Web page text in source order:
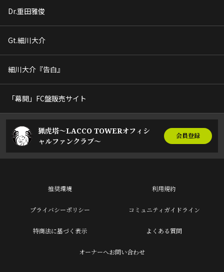
Dr.重田雅俊
Gt.細川大介
細川大介『告白』
「幕開」FC盤販売サイト
猟虎塔～LACCO TOWERオフィシ
ャルファンクラブ～
会員登録
推奨環境 利用規約
プライバシーポリシー コミュニティガイドライン
特商法に基づく表示 よくある質問
オーナーへお問い合わせ